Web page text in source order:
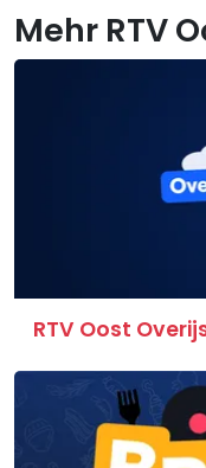
Mehr RTV
RTV Oost